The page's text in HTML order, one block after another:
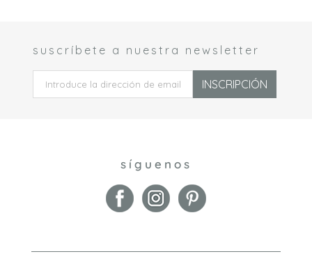
compactos y dormitorios infantiles. Si busca algo más
Louanna es nuestra opción recomendada.
Preparando la escena
estanterías modulares Alveare y a los espejos de pared:
estas elegantes coordenadas son perfectas para
exponer y organizar sus cosas. Son llamativos con su
forma geométrica escultural y sus acabados metálicos.
suscríbete a nuestra newsletter
INSCRIPCIÓN
síguenos